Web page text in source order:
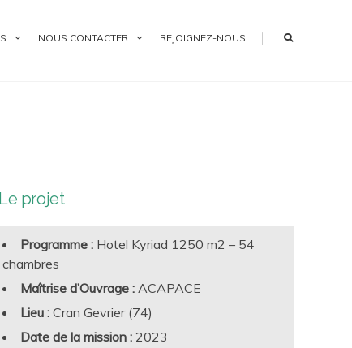
NOUS CONTACTER REJOIGNEZ-NOUS |
Le projet
Programme :Hotel Kyriad 1250 m2 – 54
chambres
Maîtrise d’Ouvrage : ACAPACE
Lieu : Cran Gevrier (74)
Date de la mission : 2023